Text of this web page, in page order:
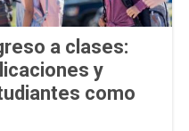
a clases:
y
como